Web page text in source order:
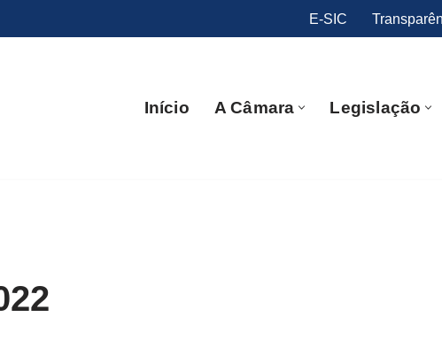
E-SIC
Início A Câmara Legislação